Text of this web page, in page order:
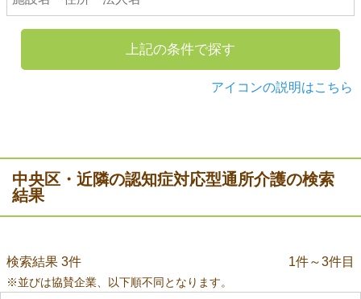
上記の条件で探す
アイコンの説明はこちら
中央区・近隣の認知症対応型通所介護の検索
結果
検索結果 3件 1件～3件目
※並びは協賛企業、以下順不同となります。